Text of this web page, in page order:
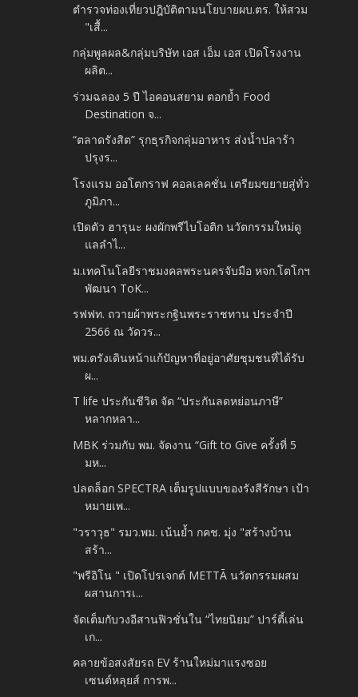
ตำรวจท่องเที่ยวปฎิบัติตามนโยบายผบ.ตร. ให้สวม
"เสื้...
กลุ่มพูลผล&กลุ่มบริษัท เอส เอ็ม เอส เปิดโรงงาน
ผลิต...
ร่วมฉลอง 5 ปี ไอคอนสยาม ตอกย้ำ Food
Destination จ...
“ตลาดรังสิต” รุกธุรกิจกลุ่มอาหาร ส่งน้ำปลาร้า
ปรุงร...
โรงแรม ออโตกราฟ คอลเลคชั่น เตรียมขยายสู่ทั่ว
ภูมิภา...
เปิดตัว ฮารุนะ ผงผักพรีไบโอติก นวัตกรรมใหม่ดู
แลลำไ...
ม.เทคโนโลยีราชมงคลพระนครจับมือ หจก.โตโกฯ
พัฒนา ToK...
รฟฟท. ถวายผ้าพระกฐินพระราชทาน ประจำปี
2566 ณ วัดวร...
พม.ตรังเดินหน้าแก้ปัญหาที่อยู่อาศัยชุมชนที่ได้รับ
ผ...
T life ประกันชีวิต จัด “ประกันลดหย่อนภาษี”
หลากหลา...
MBK ร่วมกับ พม. จัดงาน “Gift to Give ครั้งที่ 5
มห...
ปลดล็อก SPECTRA เต็มรูปแบบของรังสีรักษา เป้า
หมายเพ...
"วราวุธ" รมว.พม. เน้นย้ำ กคช. มุ่ง "สร้างบ้าน
สร้า...
"พรีอิโน " เปิดโปรเจกต์ METTĀ นวัตกรรมผสม
ผสานการเ...
จัดเต็มกับวงอีสานฟิวชั่นใน “ไทยนิยม” ปาร์ตี้เล่น
เก...
คลายข้อสงสัยรถ EV ร้านใหม่มาแรงซอย
เซนต์หลุยส์ การพ...